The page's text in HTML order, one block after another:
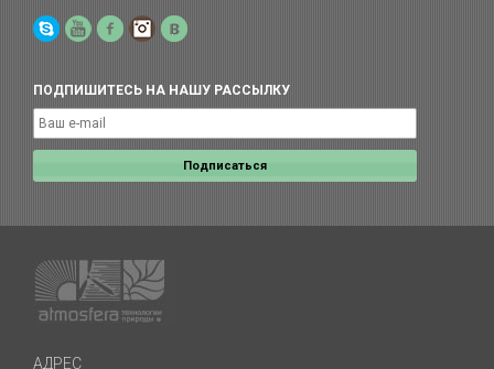
Skype YouTubeFacebookInstagram
ПОДПИШИТЕСЬ НА НАШУ РАССЫЛКУ
АДРЕС